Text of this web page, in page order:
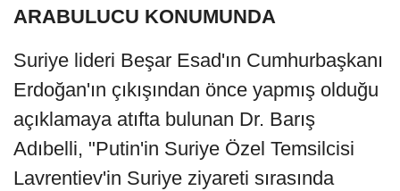
ARABULUCU KONUMUNDA
Suriye lideri Beşar Esad'ın Cumhurbaşkanı
Erdoğan'ın çıkışından önce yapmış olduğu
açıklamaya atıfta bulunan Dr. Barış
Adıbelli, "Putin'in Suriye Özel Temsilcisi
Lavrentiev'in Suriye ziyareti sırasında